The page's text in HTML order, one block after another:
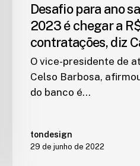
Desafio para ano
2023 é chegar a
contratações, diz
O vice-presidente de
Celso Barbosa,
do banco é…
tondesign
29 de junho de 2022